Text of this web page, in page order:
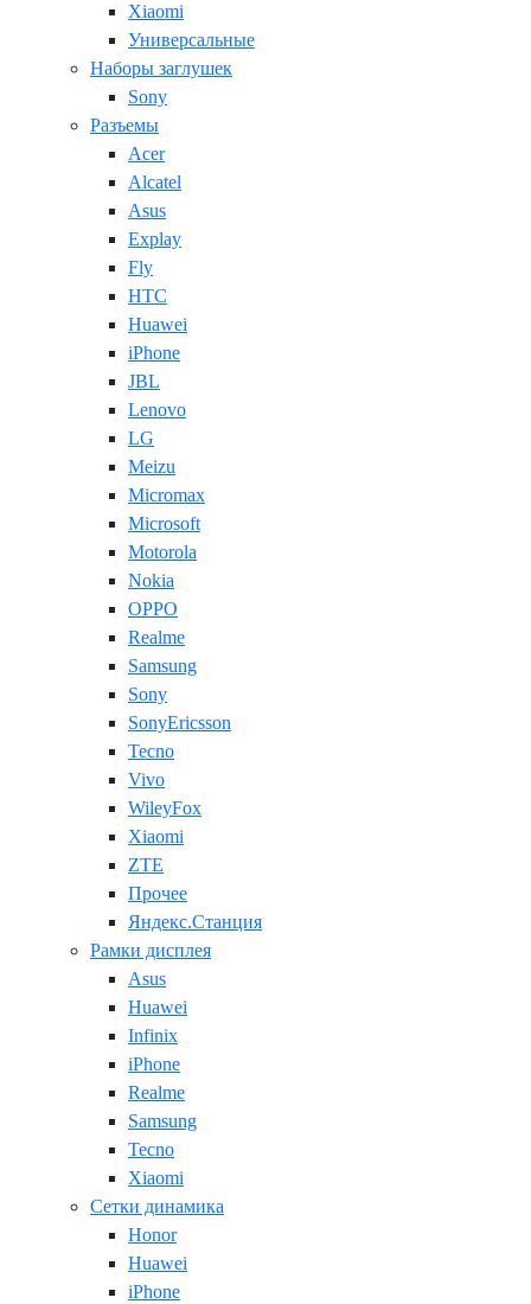
Xiaomi
Универсальные
Наборы заглушек
Sony
Разъемы
Acer
Alcatel
Asus
Explay
Fly
HTC
Huawei
iPhone
JBL
Lenovo
LG
Meizu
Micromax
Microsoft
Motorola
Nokia
OPPO
Realme
Samsung
Sony
SonyEricsson
Tecno
Vivo
WileyFox
Xiaomi
ZTE
Прочее
Яндекс.Станция
Рамки дисплея
Asus
Huawei
Infinix
iPhone
Realme
Samsung
Tecno
Xiaomi
Сетки динамика
Honor
Huawei
iPhone